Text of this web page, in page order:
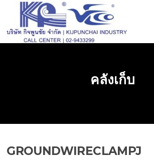
คลังเก็บ
GROUNDWIRECLAMPJ